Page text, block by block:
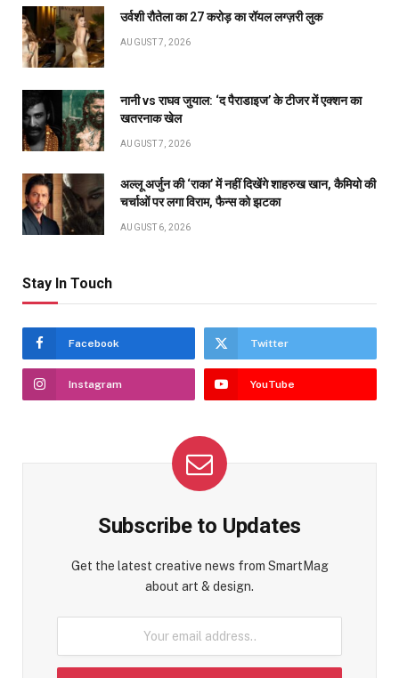
उर्वशी रौतेला का ₹27 करोड़ का रॉयल लग्ज़री लुक
AUGUST 7, 2026
नानी vs राघव जुयाल: ‘द पैराडाइज’ के टीजर में एक्शन का
खतरनाक खेल
AUGUST 7, 2026
अल्लू अर्जुन की ‘राका’ में नहीं दिखेंगे शाहरुख खान, कैमियो की
चर्चाओं पर लगा विराम, फैन्स को झटका
AUGUST 6, 2026
Stay In Touch
Facebook Twitter
Instagram YouTube
Subscribe to Updates
Get the latest creative news from SmartMag
about art & design.